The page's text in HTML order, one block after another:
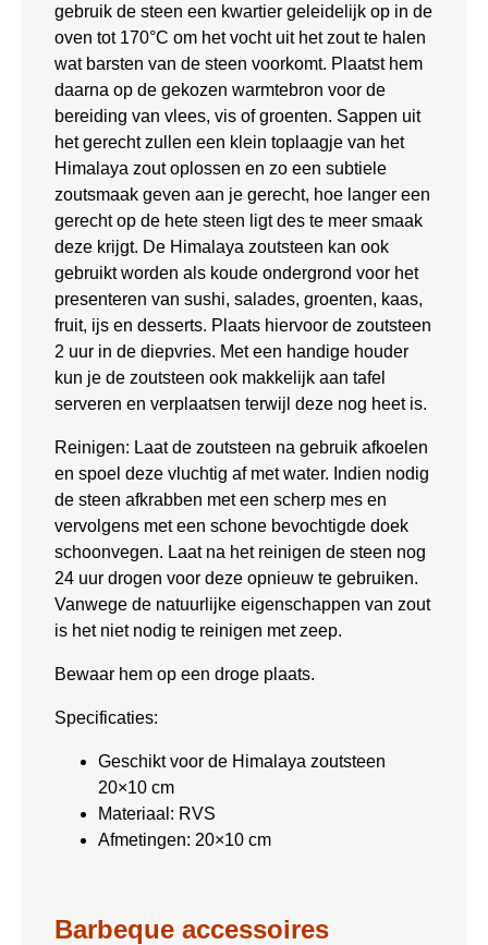
gebruik de steen een kwartier geleidelijk op in de
oven tot 170°C om het vocht uit het zout te halen
wat barsten van de steen voorkomt. Plaatst hem
daarna op de gekozen warmtebron voor de
bereiding van vlees, vis of groenten. Sappen uit
het gerecht zullen een klein toplaagje van het
Himalaya zout oplossen en zo een subtiele
zoutsmaak geven aan je gerecht, hoe langer een
gerecht op de hete steen ligt des te meer smaak
deze krijgt. De Himalaya zoutsteen kan ook
gebruikt worden als koude ondergrond voor het
presenteren van sushi, salades, groenten, kaas,
fruit, ijs en desserts. Plaats hiervoor de zoutsteen
2 uur in de diepvries. Met een handige houder
kun je de zoutsteen ook makkelijk aan tafel
serveren en verplaatsen terwijl deze nog heet is.
Reinigen: Laat de zoutsteen na gebruik afkoelen
en spoel deze vluchtig af met water. Indien nodig
de steen afkrabben met een scherp mes en
vervolgens met een schone bevochtigde doek
schoonvegen. Laat na het reinigen de steen nog
24 uur drogen voor deze opnieuw te gebruiken.
Vanwege de natuurlijke eigenschappen van zout
is het niet nodig te reinigen met zeep.
Bewaar hem op een droge plaats.
Specificaties:
Geschikt voor de Himalaya zoutsteen
20×10 cm
Materiaal: RVS
Afmetingen: 20×10 cm
Barbeque accessoires